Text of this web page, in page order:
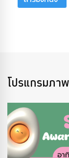
โปรแกรมภา